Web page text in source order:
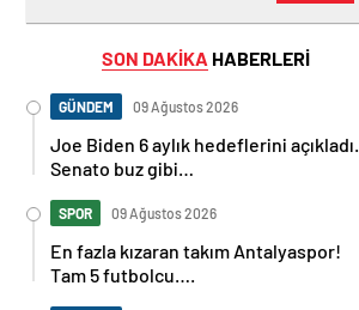
SON DAKİKA HABERLERİ
GÜNDEM 09 Ağustos 2026
Joe Biden 6 aylık hedeflerini açıkladı.
Senato buz gibi…
SPOR 09 Ağustos 2026
En fazla kızaran takım Antalyaspor!
Tam 5 futbolcu….